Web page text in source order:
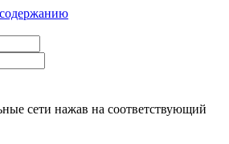
сети нажав на соответствующий